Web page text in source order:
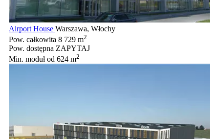
Airport House Warszawa, Włochy
Pow. całkowita 8 729 m2
Pow. dostępna ZAPYTAJ
Min. modułod 624 m2